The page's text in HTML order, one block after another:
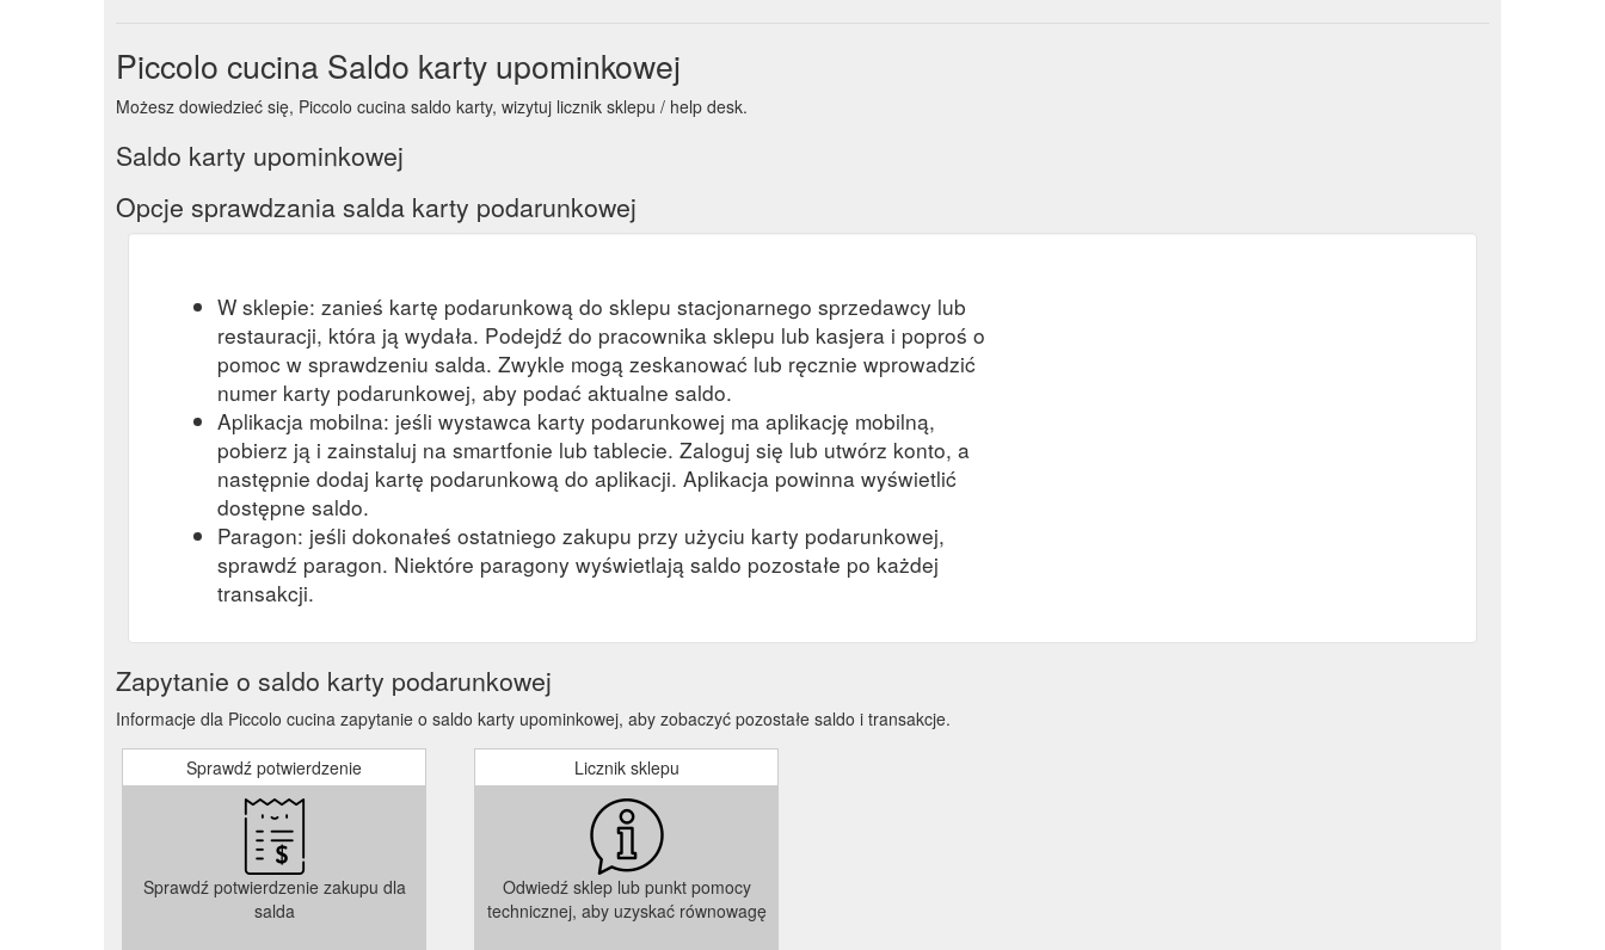
hH7cofsKWsBCQCeP9sY7U
Piccolo cucina Saldo karty upominkowej
Możesz dowiedzieć się, Piccolo cucina saldo karty, wizytuj licznik sklepu / help desk.
Saldo karty upominkowej
Opcje sprawdzania salda karty podarunkowej
W sklepie: zanieś kartę podarunkową do sklepu stacjonarnego sprzedawcy lub
restauracji, która ją wydała. Podejdź do pracownika sklepu lub kasjera i poproś o
pomoc w sprawdzeniu salda. Zwykle mogą zeskanować lub ręcznie wprowadzić
numer karty podarunkowej, aby podać aktualne saldo.
Aplikacja mobilna: jeśli wystawca karty podarunkowej ma aplikację mobilną,
pobierz ją i zainstaluj na smartfonie lub tablecie. Zaloguj się lub utwórz konto, a
następnie dodaj kartę podarunkową do aplikacji. Aplikacja powinna wyświetlić
dostępne saldo.
Paragon: jeśli dokonałeś ostatniego zakupu przy użyciu karty podarunkowej,
sprawdź paragon. Niektóre paragony wyświetlają saldo pozostałe po każdej
transakcji.
Zapytanie o saldo karty podarunkowej
Informacje dla Piccolo cucina zapytanie o saldo karty upominkowej, aby zobaczyć pozostałe saldo i transakcje.
Sprawdź potwierdzenie
Sprawdź potwierdzenie zakupu dla
salda
Licznik sklepu
Odwiedź sklep lub punkt pomocy
technicznej, aby uzyskać równowagę